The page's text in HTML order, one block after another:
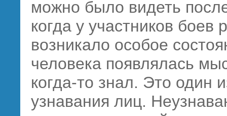
можно было видеть
когда у участников боев
возникало особое
человека появлялась
когда-то знал. Это один
узнавания лиц.